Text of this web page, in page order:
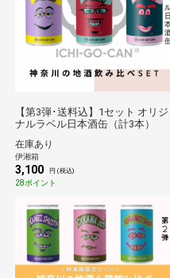
【第3弾･送料込】1セット オリジ
ナルラベル日本酒缶（計3本）
在庫あり
伊湘箱
3,100 円 (税込)
28ポイント